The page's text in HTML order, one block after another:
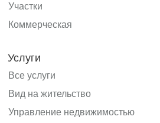
Участки
Коммерческая
Услуги
Все услуги
Вид на жительство
Управление недвижимостью